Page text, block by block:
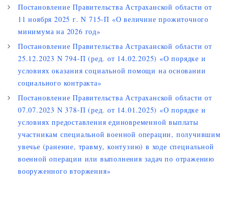
Постановление Правительства Астраханской области от
11 ноября 2025 г. N 715-П «О величине прожиточного
минимума на 2026 год»
Постановление Правительства Астраханской области от
25.12.2023 N 794-П (ред. от 14.02.2025) «О порядке и
условиях оказания социальной помощи на основании
социального контракта»
Постановление Правительства Астраханской области от
07.07.2023 N 378-П (ред. от 14.01.2025) «О порядке и
условиях предоставления единовременной выплаты
участникам специальной военной операции, получившим
увечье (ранение, травму, контузию) в ходе специальной
военной операции или выполнения задач по отражению
вооруженного вторжения»